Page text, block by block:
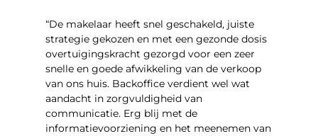
“De makelaar heeft snel geschakeld, juiste
strategie gekozen en met een gezonde dosis
overtuigingskracht gezorgd voor een zeer
snelle en goede afwikkeling van de verkoop
van ons huis. Backoffice verdient wel wat
aandacht in zorgvuldigheid van
communicatie. Erg blij met de
informatievoorziening en het meenemen van